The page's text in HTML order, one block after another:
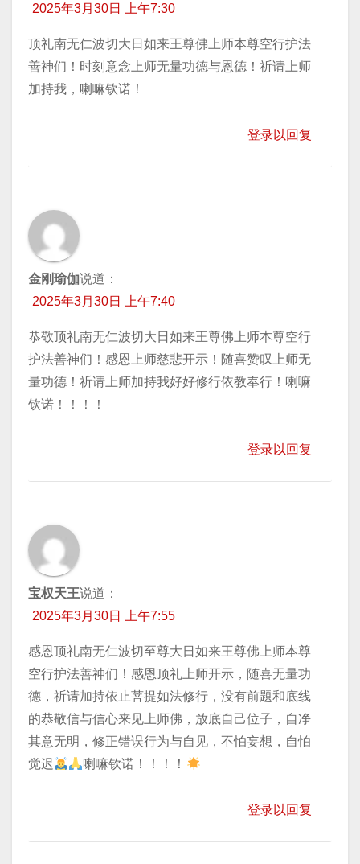
2025年3月30日 上午7:30
顶礼南无仁波切大日如来王尊佛上师本尊空行护法
善神们！时刻意念上师无量功德与恩德！祈请上师
加持我，喇嘛钦诺！
登录以回复
金刚瑜伽说道：
2025年3月30日 上午7:40
恭敬顶礼南无仁波切大日如来王尊佛上师本尊空行
护法善神们！感恩上师慈悲开示！随喜赞叹上师无
量功德！祈请上师加持我好好修行依教奉行！喇嘛
钦诺！！！！
登录以回复
宝权天王说道：
2025年3月30日 上午7:55
感恩顶礼南无仁波切至尊大日如来王尊佛上师本尊
空行护法善神们！感恩顶礼上师开示，随喜无量功
德，祈请加持依止菩提如法修行，没有前題和底线
的恭敬信与信心来见上师佛，放底自己位子，自净
其意无明，修正错误行为与自见，不怕妄想，自怕
觉迟
喇嘛钦诺！！！！
登录以回复